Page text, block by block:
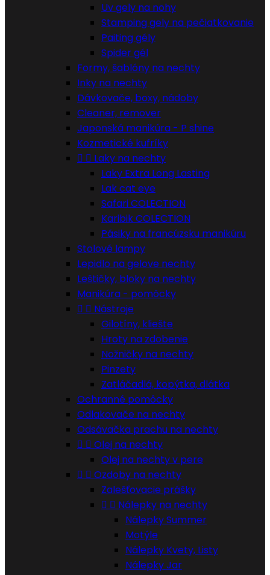
Uv gely na nohy
Stamping gely na pečiatkovanie
Paiting gély
Spider gél
Formy, šablóny na nechty
Inky na nechty
Dávkovače, boxy, nádoby
Cleaner, remover
Japonská manikúra - P shine
Kozmetické kufríky
  Laky na nechty
Laky Extra Long Lasting
Lak cat eye
Safari COLECTION
Karibik COLECTION
Pásiky na francúzsku manikúru
Stolové lampy
Lepidlo na gelove nechty
Leštičky, bloky na nechty
Manikúra - pomôcky
  Nástroje
Gilotíny, kliešte
Hroty na zdobenie
Nožničky na nechty
Pinzety
Zatláčadlá, kopýtka, dlátka
Ochranné pomôcky
Odlakovače na nechty
Odsávačka prachu na nechty
  Olej na nechty
Olej na nechty v pere
  Ozdoby na nechty
Zalešťovacie prášky
  Nálepky na nechty
Nálepky Summer
Motýle
Nálepky Kvety, Listy
Nálepky Jar